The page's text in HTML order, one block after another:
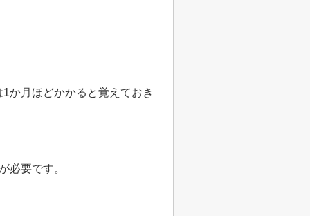
1か月ほどかかると覚えておき
必要です。